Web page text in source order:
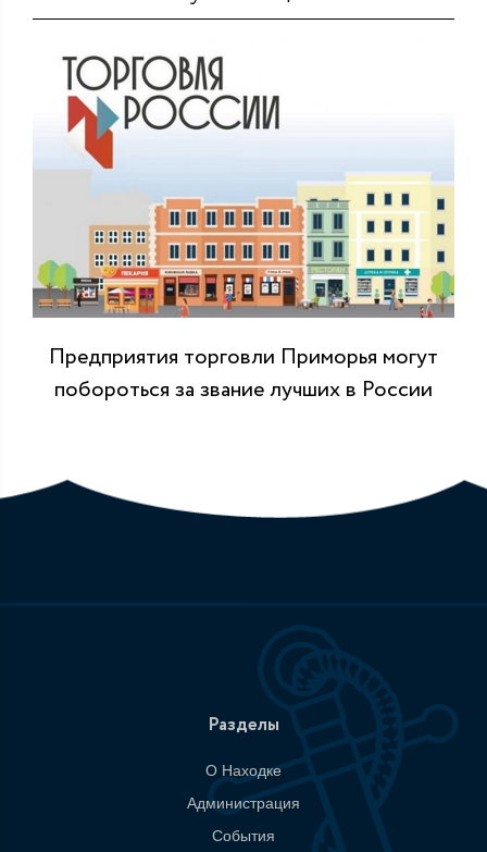
Предприятия торговли Приморья могут
побороться за звание лучших в России
Разделы
О Находке
Администрация
События